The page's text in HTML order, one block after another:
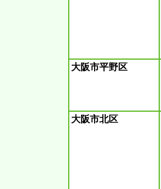
大阪市平野区
大阪市北区